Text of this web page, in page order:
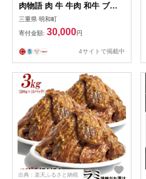
肉物語 肉 牛 牛肉 和牛 ブラ
ンド牛 高級 国産 霜降り 冷凍
ふるさと 人気 焼肉 焼肉用
BBQ バーベキュー カルビ ホ
ルモン レバー ハツ センマイ
三重県 明和町
寄付金額: 30,000円
4サイトで掲載中
出典：楽天ふるさと納税